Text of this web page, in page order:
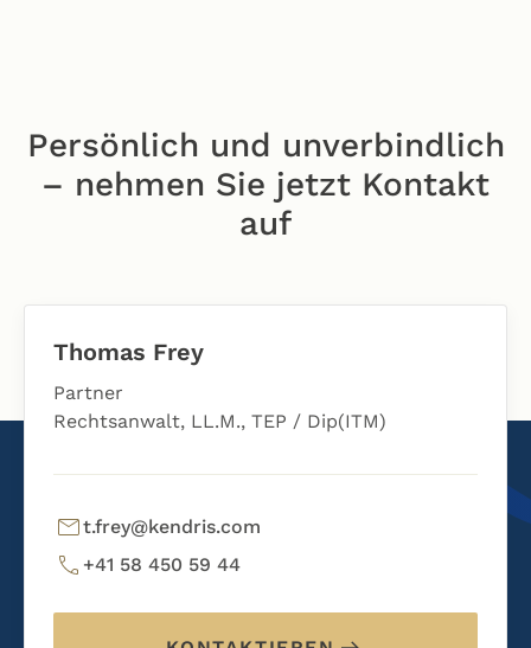
Persönlich und unverbindlich
– nehmen Sie jetzt Kontakt
auf
Thomas Frey
Partner
Rechtsanwalt, LL.M., TEP / Dip(ITM)
t.frey@kendris.com
+41 58 450 59 44